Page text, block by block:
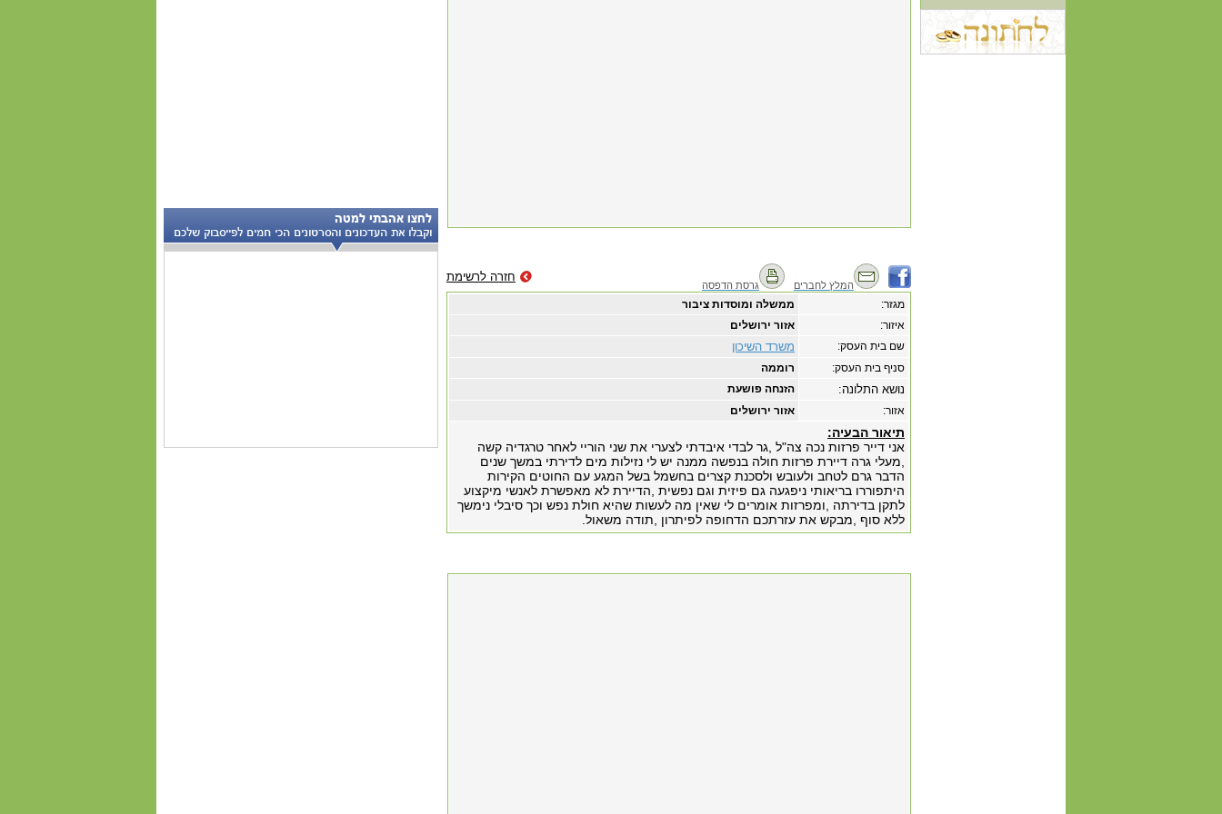
חזרה לרשימת
גרסת הדפסה המלץ לחברים
ממשלה ומוסדות ציבור
מגזר:
אזור ירושלים
איזור:
משרד השיכון
שם בית העסק:
רוממה
סניף בית העסק:
הזנחה פושעת
נושא התלונה:
אזור ירושלים אזור:
תיאור הבעיה:
אני דייר פרזות נכה צה"ל ,גר לבדי איבדתי לצערי את שני הוריי לאחר טרגדיה קשה
,מעלי גרה דיירת פרזות חולה בנפשה ממנה יש לי נזילות מים לדירתי במשך שנים
הדבר גרם לטחב ולעובש ולסכנת קצרים בחשמל בשל המגע עם החוטים הקירות
היתפוררו בריאותי ניפגעה גם פיזית וגם נפשית ,הדיירת לא מאפשרת לאנשי מיקצוע
לתקן בדירתה ,ומפרזות אומרים לי שאין מה לעשות שהיא חולת נפש וכך סיבלי נימשך
ללא סוף ,מבקש את עזרתכם הדחופה לפיתרון ,תודה משאול.